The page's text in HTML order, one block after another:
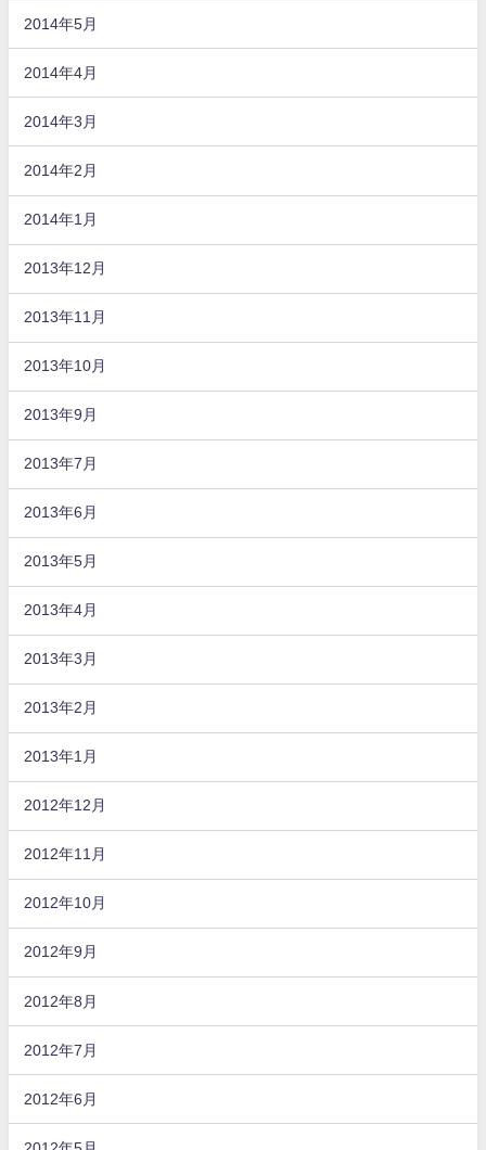
2014年5月
2014年4月
2014年3月
2014年2月
2014年1月
2013年12月
2013年11月
2013年10月
2013年9月
2013年7月
2013年6月
2013年5月
2013年4月
2013年3月
2013年2月
2013年1月
2012年12月
2012年11月
2012年10月
2012年9月
2012年8月
2012年7月
2012年6月